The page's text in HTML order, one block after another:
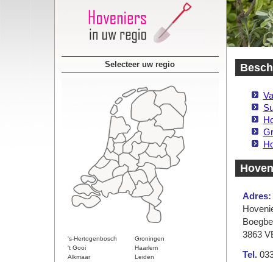
Selecteer uw regio
's-Hertogenbosch
Groningen
't Gooi
Haarlem
Alkmaar
Leiden
Adres:
3863
Tel.